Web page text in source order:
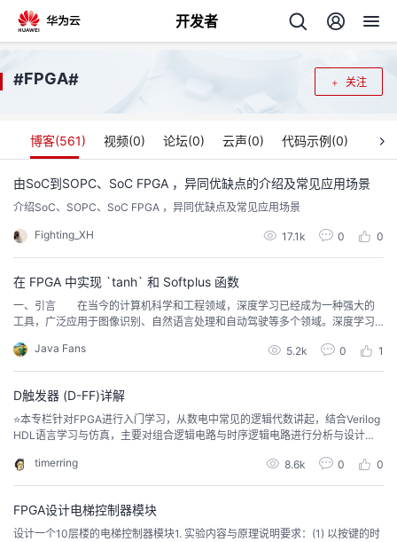
开发者
回
个
人
页
我
开
发
者
我
的
我
的
发
者
学
我
Programs
的
支
持
关注
#FPGA#
博客(561) 视频(0) 论坛(0) 云声(0) 代码示例(0)
由SoC到SOPC、SoC FPGA ，异同优缺点的介绍及常见应用场景
介绍SoC、SOPC、SoC FPGA ，异同优缺点及常见应用场景
Fighting_XH 17.1k 0 0
在 FPGA 中实现 `tanh` 和 Softplus 函数
一、引言 在当今的计算机科学和工程领域，深度学习已经成为一种强大的
工具，广泛应用于图像识别、自然语言处理和自动驾驶等多个领域。深度学习
络中至关重要的组成部分，它们决定了网络的非线性特性，从而使模型能够学
习复杂的模式和特征。 在众多激活函数中，双曲正切函数（tanh）和 Softp
Java Fans 5.2k 0 1
D触发器 (D-FF)详解
⭐本专栏针对FPGA进行入门学习，从数电中常见的逻辑代数讲起，结合Verilog
HDL语言学习与仿真，主要对组合逻辑电路与时序逻辑电路进行分析与设计，
re-tutorial】，需要的朋友们自取。或者关注公众号【AIShareLab】，回复 FP
GA 也可获取。 D触发器的逻辑功能 D触发器的逻辑符号把 CP...
timerring 8.6k 0 0
FPGA设计电梯控制器模块
设计一个10层楼的电梯控制器模块1. 实验内容与原理说明要求：(1) 以按键的时